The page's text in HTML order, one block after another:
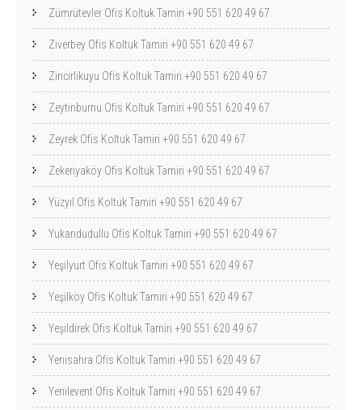
Zümrütevler Ofis Koltuk Tamiri +90 551 620 49 67
Ziverbey Ofis Koltuk Tamiri +90 551 620 49 67
Zincirlikuyu Ofis Koltuk Tamiri +90 551 620 49 67
Zeytinburnu Ofis Koltuk Tamiri +90 551 620 49 67
Zeyrek Ofis Koltuk Tamiri +90 551 620 49 67
Zekeriyaköy Ofis Koltuk Tamiri +90 551 620 49 67
Yüzyıl Ofis Koltuk Tamiri +90 551 620 49 67
Yukarıdudullu Ofis Koltuk Tamiri +90 551 620 49 67
Yeşilyurt Ofis Koltuk Tamiri +90 551 620 49 67
Yeşilköy Ofis Koltuk Tamiri +90 551 620 49 67
Yeşildirek Ofis Koltuk Tamiri +90 551 620 49 67
Yenisahra Ofis Koltuk Tamiri +90 551 620 49 67
Yenilevent Ofis Koltuk Tamiri +90 551 620 49 67